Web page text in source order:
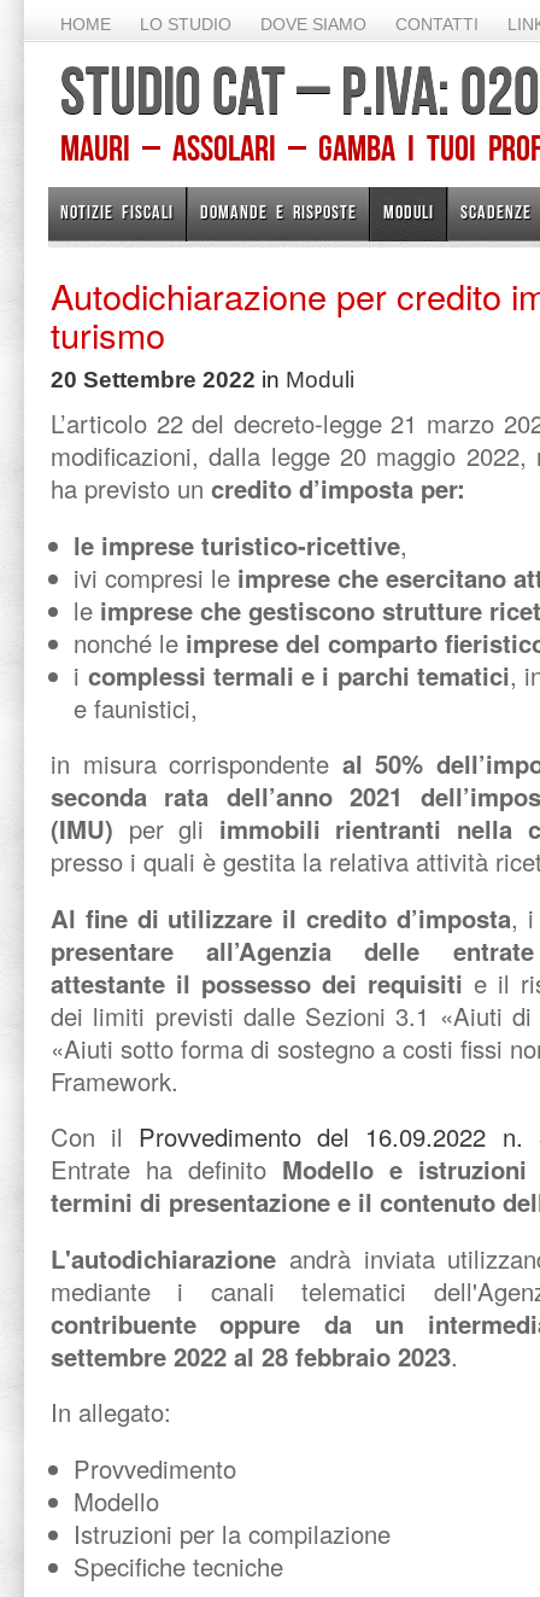
HOME LO STUDIO DOVE SIAMO CONTATTI
STUDIO CAT – P.IVA:
Mauri – Assolari – Gamba I TUOI
NOTIZIE FISCALI DOMANDE E RISPOSTE MODULI SCADENZE
Autodichiarazione per credito
turismo
20 Settembre 2022 in Moduli
L’articolo 22 del decreto-legge 21 marzo
modificazioni, dalla legge 20 maggio
ha previsto un credito d’imposta per:
le imprese turistico-ricettive,
ivi compresi le imprese che esercitano
le imprese che gestiscono strutture
nonché le imprese del comparto
i complessi termali e i parchi tematici,
e faunistici,
in misura corrispondente al 50%
seconda rata dell’anno 2021
(IMU) per gli immobili rientranti nella
presso i quali è gestita la relativa attività
Al fine di utilizzare il credito d’imposta, i
presentare all’Agenzia delle entrate
attestante il possesso dei requisiti e il
dei limiti previsti dalle Sezioni 3.1 «Aiuti
«Aiuti sotto forma di sostegno a costi fissi
Framework.
Con il Provvedimento del 16.09.2022 n.
Entrate ha definito Modello e
termini di presentazione e il contenuto
L'autodichiarazione andrà inviata
mediante i canali telematici
contribuente oppure da un
settembre 2022 al 28 febbraio 2023.
In allegato:
Provvedimento
Modello
Istruzioni per la compilazione
Specifiche tecniche